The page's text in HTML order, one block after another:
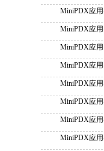
MiniPDX应
MiniPDX应
MiniPDX应
MiniPDX应
MiniPDX应
MiniPDX应
MiniPDX应
MiniPDX应